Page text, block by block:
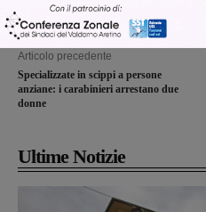
Articolo precedente
Specializzate in scippi a persone
anziane: i carabinieri arrestano due
donne
Ultime Notizie